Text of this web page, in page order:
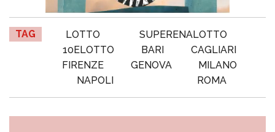
TAG LOTTO
SUPERENALOTTO
10ELOTTO
BARI
CAGLIARI
FIRENZE
GENOVA
MILANO
NAPOLI
ROMA